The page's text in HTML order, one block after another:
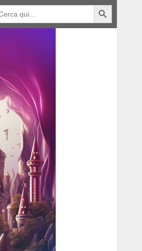
Pulsante di ricerca